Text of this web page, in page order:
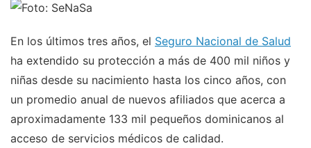
En los últimos tres años, el Seguro Nacional de Salud
ha extendido su protección a más de 400 mil niños y
niñas desde su nacimiento hasta los cinco años, con
un promedio anual de nuevos afiliados que acerca a
aproximadamente 133 mil pequeños dominicanos al
acceso de servicios médicos de calidad.